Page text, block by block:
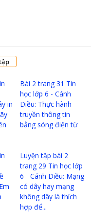
in
Bài 2 trang 31 Tin
học lớp 6 - Cánh
Diều: Thực hành
truyền thông tin
bằng sóng điện từ
Luyện tập bài 2
trang 29 Tin học lớp
6 - Cánh Diều: Mạng
có dây hay mạng
không dây là thích
hợp để...